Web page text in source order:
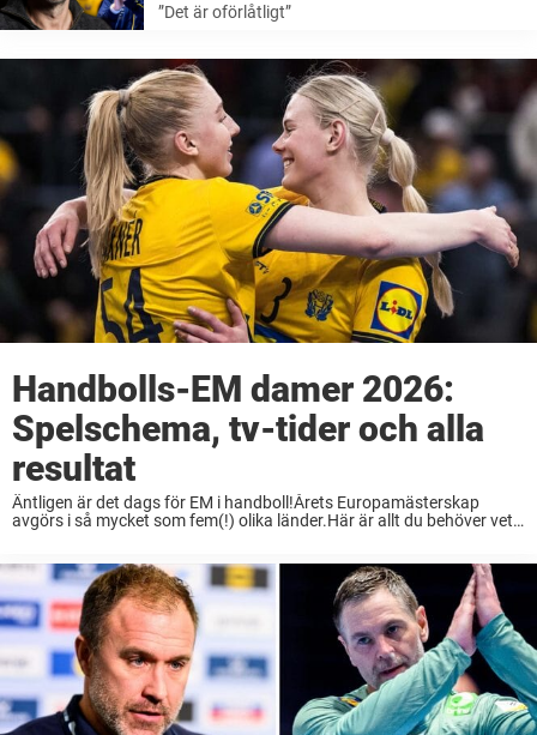
”Det är oförlåtligt”
Handbolls-EM damer 2026:
Spelschema, tv-tider och alla
resultat
Äntligen är det dags för EM i handboll!Årets Europamästerskap
avgörs i så mycket som fem(!) olika länder.Här är allt du behöver veta
under handbolls-EM 2026. Det här ...